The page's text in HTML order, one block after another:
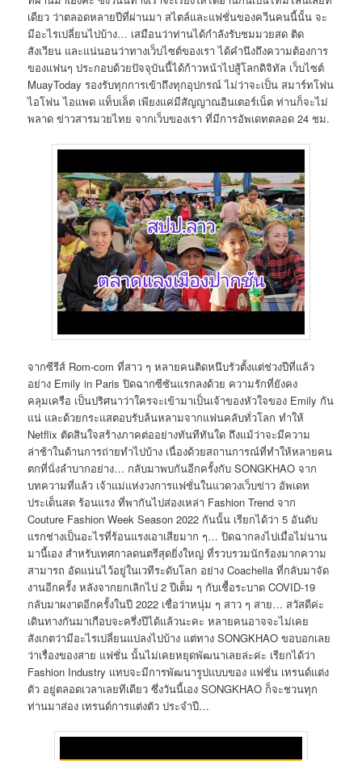
เดียว ว่าตลอดหลายปีที่ผ่านมา สไตล์และแฟชั่นของควีนคนนี้นั้น จะ
มีอะไรเปลี่ยนไปบ้าง… เสมือนว่าท่านได้กำลังรับชมมวยสด ติด
สังเวียน และแน่นอนว่าทางเว็บไซต์ของเรา ได้คำนึงถึงความต้องการ
ของแฟนๆ ประกอบด้วยปัจจุบันนี้ได้ก้าวหน้าไปสู้โลกดิจิทัล เว็บไซต์
MuayToday รองรับทุกการเข้าถึงทุกอุปกรณ์ ไม่ว่าจะเป็น สมาร์ทโฟน
ไอโฟน ไอแพด แท็บเล็ต เพียงแค่มีสัญญาณอินเตอร์เน็ต ท่านก็จะไม่
พลาด ข่าวสารมวยไทย จากเว็บของเรา ที่มีการอัพเดทตลอด 24 ชม.
จากซีรีส์ Rom-com ที่สาว ๆ หลายคนติดหนึบรัวตั้งแต่ช่วงปีที่แล้ว
อย่าง Emily in Paris ปิดฉากซีซันแรกลงด้วย ความรักที่ยังคง
คลุมเครือ เป็นปริศนาว่าใครจะเข้ามาเป็นเจ้าของหัวใจของ Emily กัน
แน่ และด้วยกระแสตอบรับล้นหลามจากแฟนคลับทั่วโลก ทำให้
Netflix ตัดสินใจสร้างภาคต่ออย่างทันทีทันใด ถึงแม้ว่าจะมีความ
ล่าช้าในด้านการถ่ายทำไปบ้าง เนื่องด้วยสถานการณ์ที่ทำให้หลายคน
ตกที่นั่งลำบากอย่าง… กลับมาพบกันอีกครั้งกับ SONGKHAO จาก
บทความที่แล้ว เจ้าแม่แห่งวงการแฟชั่นในแวดวงเว็บข่าว อัพเดท
ประเด็นสด ร้อนแรง ที่พากันไปส่องเหล่า Fashion Trend จาก
Couture Fashion Week Season 2022 กันนั้น เรียกได้ว่า 5 อันดับ
แรกช่างเป็นอะไรที่ร้อนแรงเอาเสียมาก ๆ… ปิดฉากลงไปเมื่อไม่นาน
มานี้เอง สำหรับเทศกาลดนตรีสุดยิ่งใหญ่ ที่รวบรวมนักร้องมากความ
สามารถ อัดแน่นไว้อยู่ในเวทีระดับโลก อย่าง Coachella ที่กลับมาจัด
งานอีกครั้ง หลังจากยกเลิกไป 2 ปีเต็ม ๆ กับเชื้อระบาด COVID-19
กลับมาผงาดอีกครั้งในปี 2022 เชื่อว่าหนุ่ม ๆ สาว ๆ สาย… สวัสดีค่ะ
เดินทางกันมาเกือบจะครึ่งปีได้แล้วนะคะ หลายคนอาจจะไม่เคย
สังเกตว่ามีอะไรเปลี่ยนแปลงไปบ้าง แต่ทาง SONGKHAO ขอบอกเลย
ว่าเรื่องของสาย แฟชั่น นั้นไม่เคยหยุดพัฒนาเลยล่ะค่ะ เรียกได้ว่า
Fashion Industry แทบจะมีการพัฒนารูปแบบของ แฟชั่น เทรนด์แต่ง
ตัว อยู่ตลอดเวลาเลยทีเดียว ซึ่งวันนี้เอง SONGKHAO ก็จะชวนทุก
ท่านมาส่อง เทรนด์การแต่งตัว ประจำปี…